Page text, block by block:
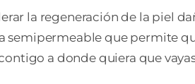
la regeneración de la piel
semipermeable que permite
a donde quiera que